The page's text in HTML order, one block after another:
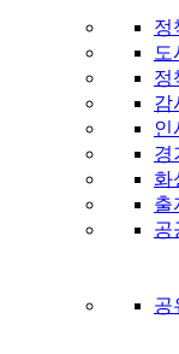
정
도
정
감
인
경
화
출
공
공